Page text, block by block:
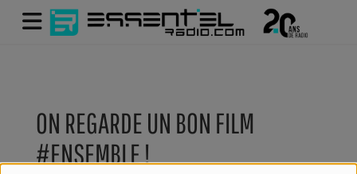
ON REGARDE UN BON FILM
#ENSEMBLE !